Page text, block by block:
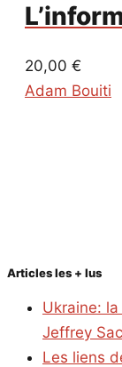
20,00 €
Adam Bouiti
Articles les + lus
Ukraine:
Jeffrey
Les liens